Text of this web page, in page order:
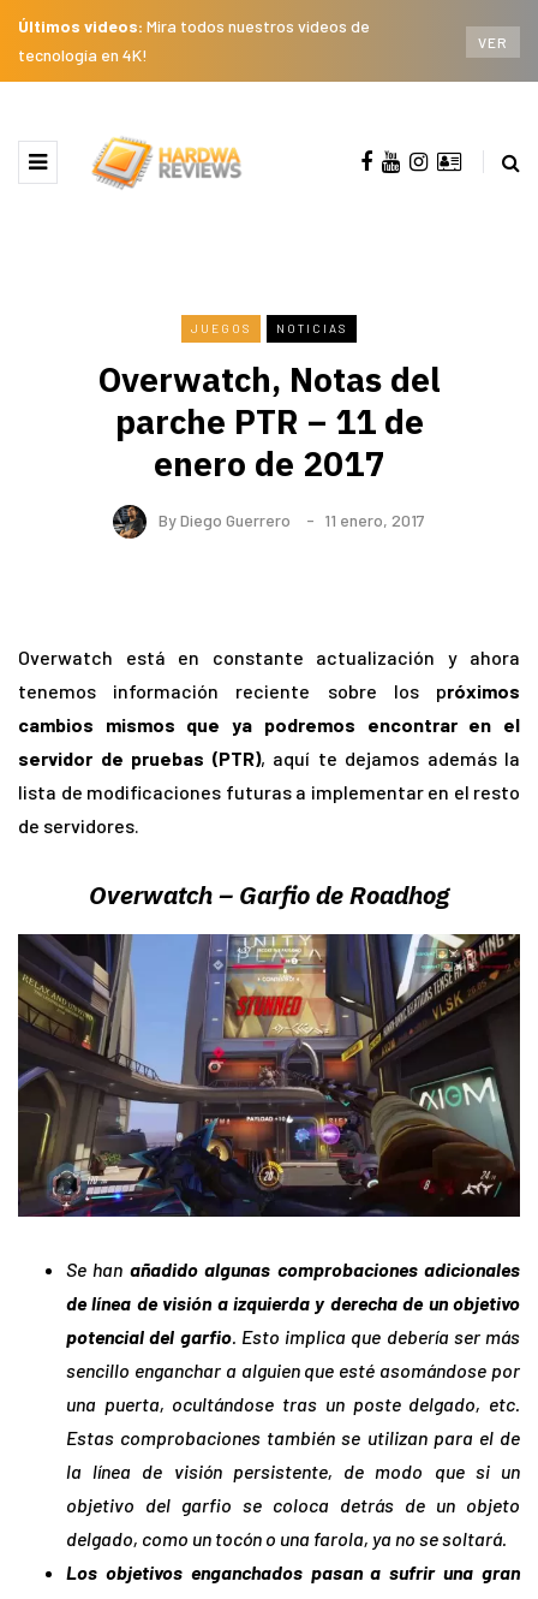
Últimos videos: Mira todos nuestros videos de
tecnología en 4K!
VER
JUEGOS NOTICIAS
Overwatch, Notas del
parche PTR – 11 de
enero de 2017
ByDiego Guerrero 11 enero, 2017
Overwatch está en constante actualización y ahora
tenemos información reciente sobre los próximos
cambios mismos que ya podremos encontrar en el
servidor de pruebas (PTR), aquí te dejamos además la
lista de modificaciones futuras a implementar en el resto
de servidores.
Overwatch – Garfio de Roadhog
Se han añadido algunas comprobaciones adicionales
de línea de visión a izquierda y derecha de un objetivo
potencial del garfio. Esto implica que debería ser más
sencillo enganchar a alguien que esté asomándose por
una puerta, ocultándose tras un poste delgado, etc.
Estas comprobaciones también se utilizan para el de
la línea de visión persistente, de modo que si un
objetivo del garfio se coloca detrás de un objeto
delgado, como un tocón o una farola, ya no se soltará.
Los objetivos enganchados pasan a sufrir una gran